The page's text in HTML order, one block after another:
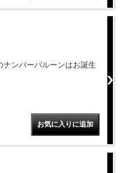
ナンバーバルーンはお誕生